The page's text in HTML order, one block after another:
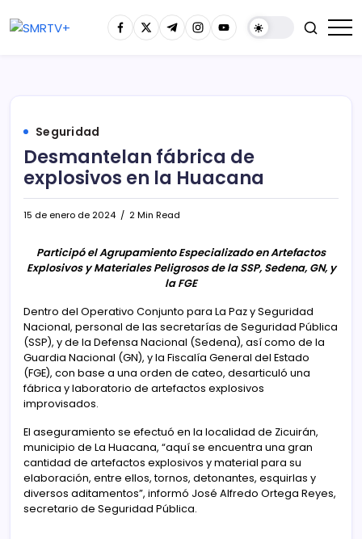
Seguridad
Desmantelan fábrica de
explosivos en la Huacana
15 de enero de 2024 2 Min Read
Participó el Agrupamiento Especializado en Artefactos
Explosivos y Materiales Peligrosos de la SSP, Sedena, GN, y
la FGE
Dentro del Operativo Conjunto para La Paz y Seguridad
Nacional, personal de las secretarías de Seguridad Pública
(SSP), y de la Defensa Nacional (Sedena), así como de la
Guardia Nacional (GN), y la Fiscalía General del Estado
(FGE), con base a una orden de cateo, desarticuló una
fábrica y laboratorio de artefactos explosivos
improvisados.
El aseguramiento se efectuó en la localidad de Zicuirán,
municipio de La Huacana, “aquí se encuentra una gran
cantidad de artefactos explosivos y material para su
elaboración, entre ellos, tornos, detonantes, esquirlas y
diversos aditamentos”, informó José Alfredo Ortega Reyes,
secretario de Seguridad Pública.